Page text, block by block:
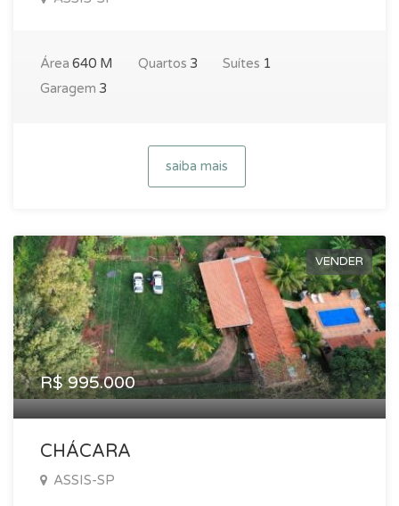
Área 640 M Quartos 3 Suítes 1
Garagem 3
saiba mais
VENDER
R$ 995.000
CHÁCARA
ASSIS-SP